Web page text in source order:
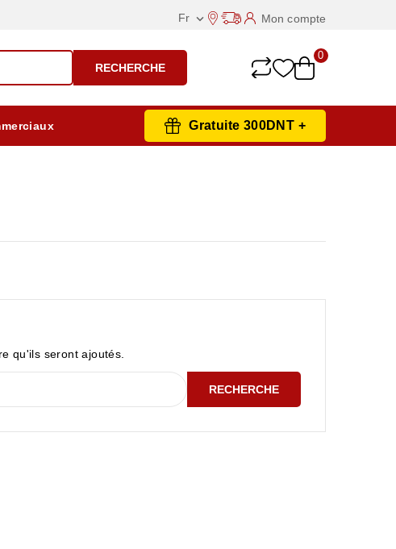
Fr  Mon compte
RECHERCHE
0
Gratuite 300DNT +
qu'ils seront ajoutés.
RECHERCHE